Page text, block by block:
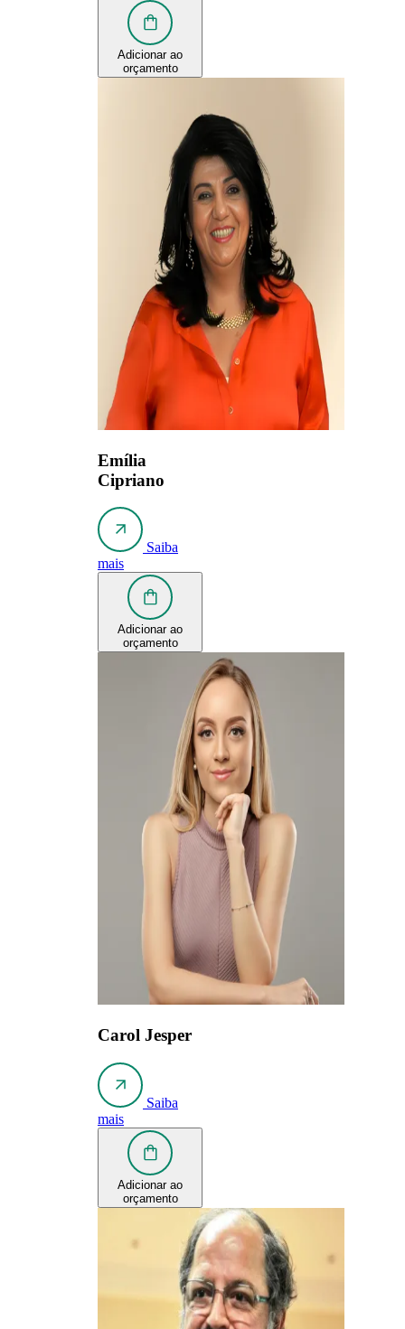
Adicionar ao
orçamento
Emília
Cipriano
Saiba
mais
Adicionar ao
orçamento
Carol Jesper
Saiba
mais
Adicionar ao
orçamento